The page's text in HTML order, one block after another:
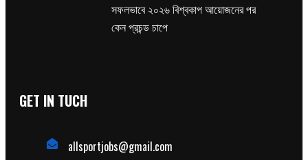
সফলভাবে ২০২৬ বিশ্বকাপ আয়োজনের পর
কেন প্রচন্ড চাপে
GET IN TUCH
allsportjobs@gmail.com